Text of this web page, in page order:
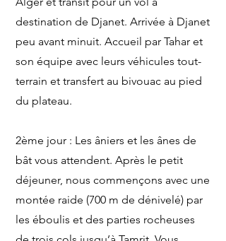
destination de Djanet. Arrivée à Djanet
peu avant minuit. Accueil par Tahar et
son équipe avec leurs véhicules tout-
terrain et transfert au bivouac au pied
du plateau.
2ème jour : Les âniers et les ânes de
bât vous attendent. Après le petit
déjeuner, nous commençons avec une
montée raide (700 m de dénivelé) par
les éboulis et des parties rocheuses